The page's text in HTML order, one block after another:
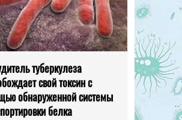
туберкулеза
свой токсин с
обнаруженной системы
белка